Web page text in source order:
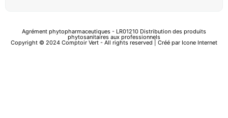
Agrément phytopharmaceutiques - LR01210 Distribution des produits
phytosanitaires aux professionnels
Copyright © 2024 Comptoir Vert - All rights reserved | Créé par Icone Internet